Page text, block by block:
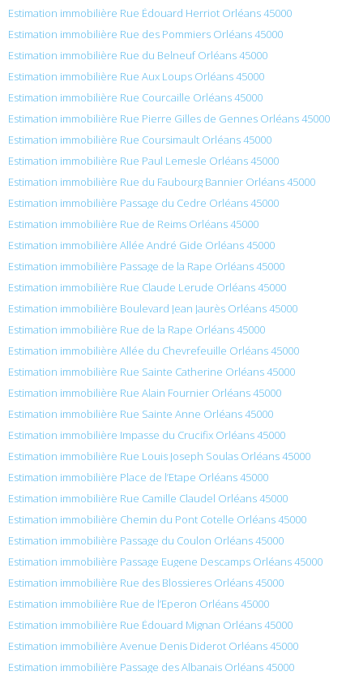
Estimation immobilière Rue Édouard Herriot Orléans 45000
Estimation immobilière Rue des Pommiers Orléans 45000
Estimation immobilière Rue du Belneuf Orléans 45000
Estimation immobilière Rue Aux Loups Orléans 45000
Estimation immobilière Rue Courcaille Orléans 45000
Estimation immobilière Rue Pierre Gilles de Gennes Orléans 45000
Estimation immobilière Rue Coursimault Orléans 45000
Estimation immobilière Rue Paul Lemesle Orléans 45000
Estimation immobilière Rue du Faubourg Bannier Orléans 45000
Estimation immobilière Passage du Cedre Orléans 45000
Estimation immobilière Rue de Reims Orléans 45000
Estimation immobilière Allée André Gide Orléans 45000
Estimation immobilière Passage de la Rape Orléans 45000
Estimation immobilière Rue Claude Lerude Orléans 45000
Estimation immobilière Boulevard Jean Jaurès Orléans 45000
Estimation immobilière Rue de la Rape Orléans 45000
Estimation immobilière Allée du Chevrefeuille Orléans 45000
Estimation immobilière Rue Sainte Catherine Orléans 45000
Estimation immobilière Rue Alain Fournier Orléans 45000
Estimation immobilière Rue Sainte Anne Orléans 45000
Estimation immobilière Impasse du Crucifix Orléans 45000
Estimation immobilière Rue Louis Joseph Soulas Orléans 45000
Estimation immobilière Place de l’Etape Orléans 45000
Estimation immobilière Rue Camille Claudel Orléans 45000
Estimation immobilière Chemin du Pont Cotelle Orléans 45000
Estimation immobilière Passage du Coulon Orléans 45000
Estimation immobilière Passage Eugene Descamps Orléans 45000
Estimation immobilière Rue des Blossieres Orléans 45000
Estimation immobilière Rue de l’Eperon Orléans 45000
Estimation immobilière Rue Édouard Mignan Orléans 45000
Estimation immobilière Avenue Denis Diderot Orléans 45000
Estimation immobilière Passage des Albanais Orléans 45000